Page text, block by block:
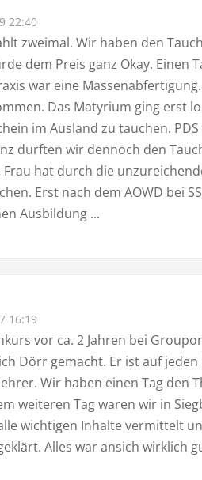
22:40
zweimal. Wir haben den
dem Preis ganz Okay. Einen
war eine
Das Matyrium ging erst
im Ausland zu tauchen.
durften wir dennoch den
Frau hat durch die
Erst nach dem AOWD bei
Ausbildung ...
16:19
vor ca. 2 Jahren bei
Dörr gemacht. Er ist auf
Wir haben einen Tag den
weiteren Tag waren wir in
wichtigen Inhalte vermittelt
Alles war ansich wirklich